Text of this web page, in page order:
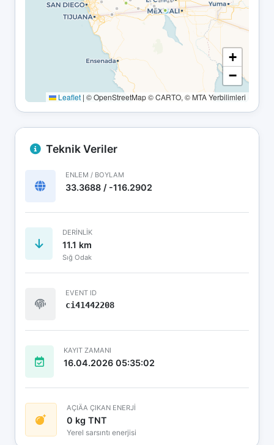
+
−
Leaflet | © OpenStreetMap © CARTO, © MTA Yerbilimleri
Teknik Veriler
ENLEM / BOYLAM
33.3688 / -116.2902
DERINLIK
11.1 km
Sığ Odak
EVENT ID
ci41442208
KAYIT ZAMANI
16.04.2026 05:35:02
AÇIÄA ÇIKAN ENERJİ
0 kg TNT
Yerel sarsıntı enerjisi